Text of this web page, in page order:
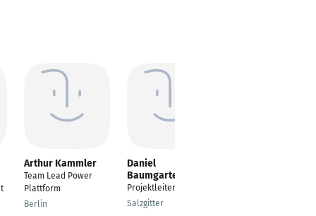
Arthur Kammler
Team Lead Power
Plattform
Berlin
Daniel
Baumgarten
Projektleiter TGA
Salzgitter